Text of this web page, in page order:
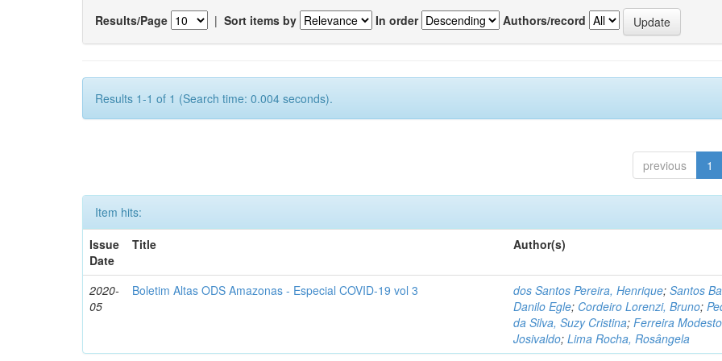
Results/Page | Sort items by In order Authors/record
Results 1-1 of 1 (Search time: 0.004 seconds).
previous 1
Item hits:
Issue
Date
Title Author(s)
2020-
05
Boletim Altas ODS Amazonas - Especial COVID-19 vol 3 dos Santos Pereira, Henrique;Santos
Danilo Egle; Cordeiro Lorenzi, Bruno;
da Silva, Suzy Cristina;Ferreira
Josivaldo;Lima Rocha, Rosângela